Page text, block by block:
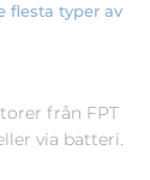
flesta typer av
från FPT
via batteri.